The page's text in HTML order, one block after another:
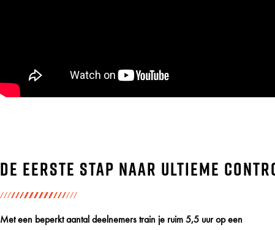
De eerste stap naar ultieme
Met een beperkt aantal deelnemers train je ruim 5,5 uur op een